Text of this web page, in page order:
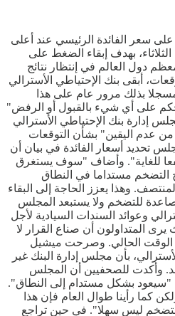
على سعر الفائدة الرئيسي عند أعلى
أمس الثلاثاء، بهدف إبقاء الضغط على
دول العالم في إنتظار نتائج
أبقى بنك الإحتياطي الأسترالي
الفائدة عند 4.35%، مسجلا بذلك مرور عام على هذا
على أي شيء بالقبول أو الرفض"
إدارة بنك الإحتياطي الأسترالي
عدم اليقين" بشأن التوقعات
تحديد أسعار الفائدة في بيان أن
للغاية". وأضاف "سوف يستغرق
التضخم مستداما في النطاق
وهذا يعزز الحاجة إلى البقاء
للتضخم ولا يستبعد المجلس
وعوائد السندات السيادية لأجل
المتداولون أن صناع القرار لا
الوقت الحالي. وصرحت ميشيل
بأن مجلس إدارة البنك غير
وأكدت للصحفيين أن المجلس
بشكل مستدام إلى النطاق".
كما رأينا طوال العام فإن هذا
ليس سهلا". في حين تراجع